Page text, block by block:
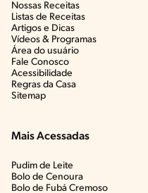
Nossas Receitas
Listas de Receitas​
Artigos e Dicas​
Vídeos & Programas​
Área do usuário
Fale Conosco
Acessibilidade
Regras da Casa
Sitemap
Mais Acessadas
Pudim de Leite
Bolo de Cenoura
Bolo de Fubá Cremoso